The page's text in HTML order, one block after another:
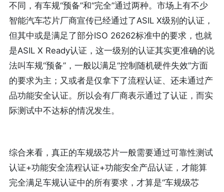
不同，有车规“预备”和“完全”通过两种。市场上有不少
智能汽车芯片厂商宣传已经通过了ASIL X级别的认证，
但其中或是满足了部分ISO 26262标准中的要求，也就
是ASIL X Ready认证，这一级别的认证其实更准确的说
法叫车规“预备”，一般以满足“控制随机硬件失效”方面
的要求为主；又或者是仅拿下了流程认证、还未通过产
品功能安全认证。所以会有厂商表示通过了认证，而实
际测试中不达标的情况发生。
综合来看，真正的车规级芯片一般需要通过可靠性测试
认证+功能安全流程认证+功能安全产品认证，才能算
完全满足车规认证中的所有要求，才算是“车规级芯